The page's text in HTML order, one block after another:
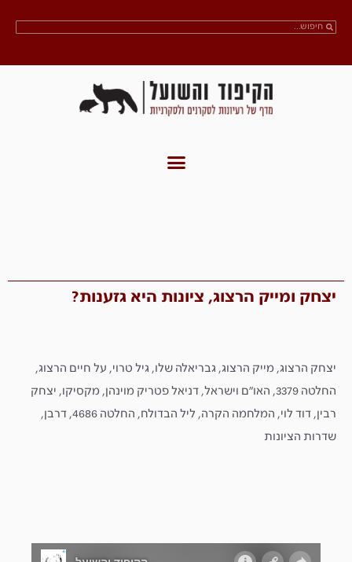
יצחק ומייק הרצוג, ציונות היא גזענות?
יצחק הרצוג, מייק הרצוג, גבריאלה שלו, גיל טרוי, על חיים הרצוג,
החלטה 3379, האו״ם וישראל, דניאל פטריק מוינהן, מקסיקו, יצחק
רבין, דוד לוי, המלחמה הקרה, ליל הבדולח, החלטה 4686, דרבן,
שדרות הציונות